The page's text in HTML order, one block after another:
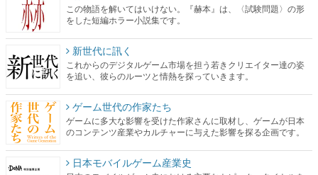
この物語を解いてはいけない。『赫本』は、〈試験問題〉の形
をした短編ホラー小説集です。
新世代に訊く
これからのデジタルゲーム市場を担う若きクリエイター達の姿
を追い、彼らのルーツと情熱を探っていきます。
ゲーム世代の作家たち
ゲームに多大な影響を受けた作家さんに取材し、ゲームが日本
のコンテンツ産業やカルチャーに与えた影響を探る企画です。
日本モバイルゲーム産業史